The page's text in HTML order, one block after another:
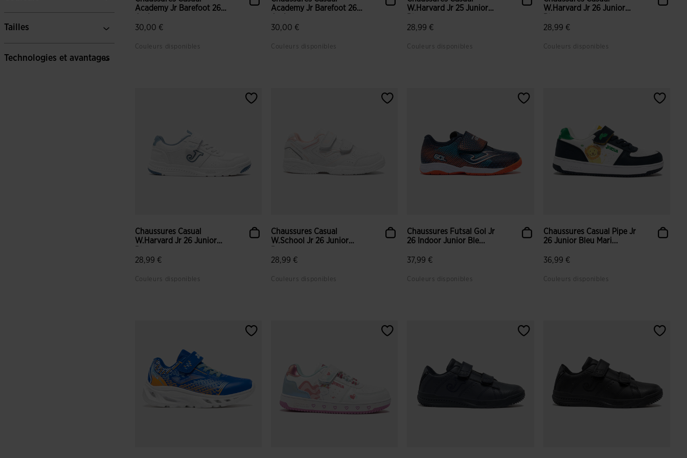
Tailles
Technologies et avantages
Academy Jr Barefoot 26
30,00 €
Couleurs disponibles
Academy Jr Barefoot 26
30,00 €
Couleurs disponibles
W.Harvard Jr 25 Junior
28,99 €
Couleurs disponibles
W.Harvard Jr 26 Junior
28,99 €
Couleurs disponibles
Chaussures Casual
W.Harvard Jr 26 Junior
28,99 €
Couleurs disponibles
Chaussures Casual
W.School Jr 26 Junior
28,99 €
Couleurs disponibles
Chaussures Futsal Gol Jr
26 Indoor Junior Ble...
37,99 €
Couleurs disponibles
Chaussures Casual Pipe Jr
26 Junior Bleu Mari...
36,99 €
Couleurs disponibles